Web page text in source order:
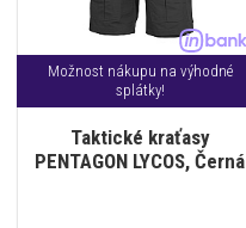
Možnost nákupu na výhodné
splátky!
Taktické kraťasy
PENTAGON LYCOS, Černá